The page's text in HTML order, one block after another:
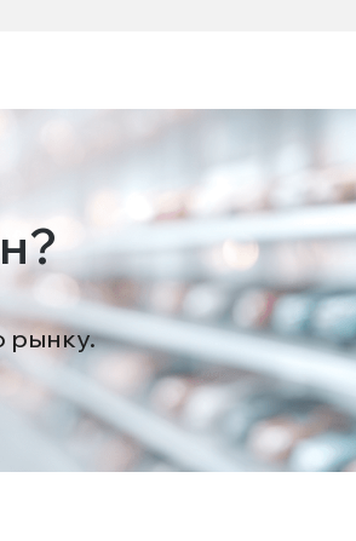
рынку.